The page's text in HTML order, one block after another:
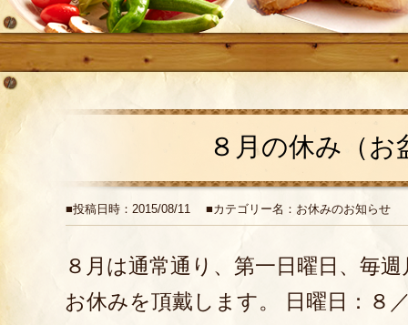
８月の休み（お
■投稿日時：2015/08/11 ■カテゴリー名：お休みのお知らせ
８月は通常通り、第一日曜日、毎
お休みを頂戴します。 日曜日：８